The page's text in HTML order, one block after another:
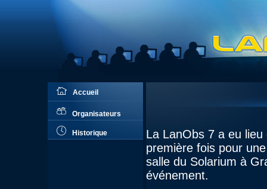
La LanObs 7 a eu
première fois pour
salle du Solarium à
événement.
Accueil
Organisateurs
Historique